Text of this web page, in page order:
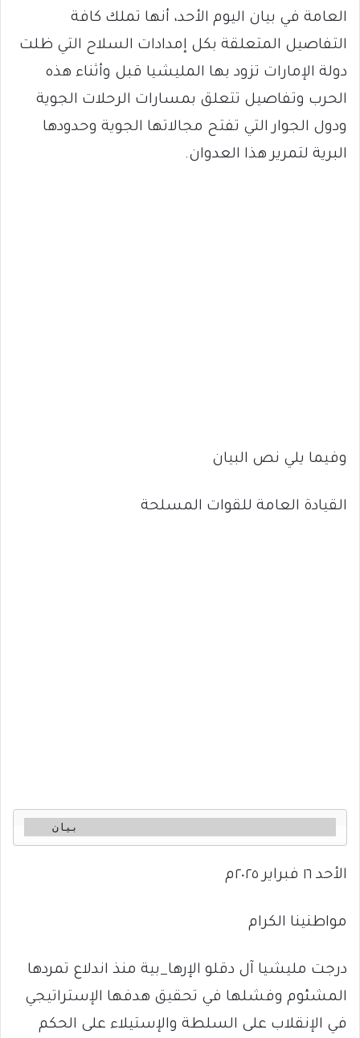
العامة في بيان اليوم الأحد، أنها تملك كافة
التفاصيل المتعلقة بكل إمدادات السلاح التي ظلت
دولة الإمارات تزود بها المليشيا قبل وأثناء هذه
الحرب وتفاصيل تتعلق بمسارات الرحلات الجوية
ودول الجوار التي تفتح مجالاتها الجوية وحدودها
البرية لتمرير هذا العدوان.
وفيما يلي نص البيان
القيادة العامة للقوات المسلحة
    بيان
الأحد ١٦ فبراير ٢٠٢٥م
مواطنينا الكرام
درجت مليشيا آل دقلو الإرها_بية منذ اندلاع تمردها
المشئوم وفشلها في تحقيق هدفها الإستراتيجي
في الإنقلاب على السلطة والإستيلاء على الحكم